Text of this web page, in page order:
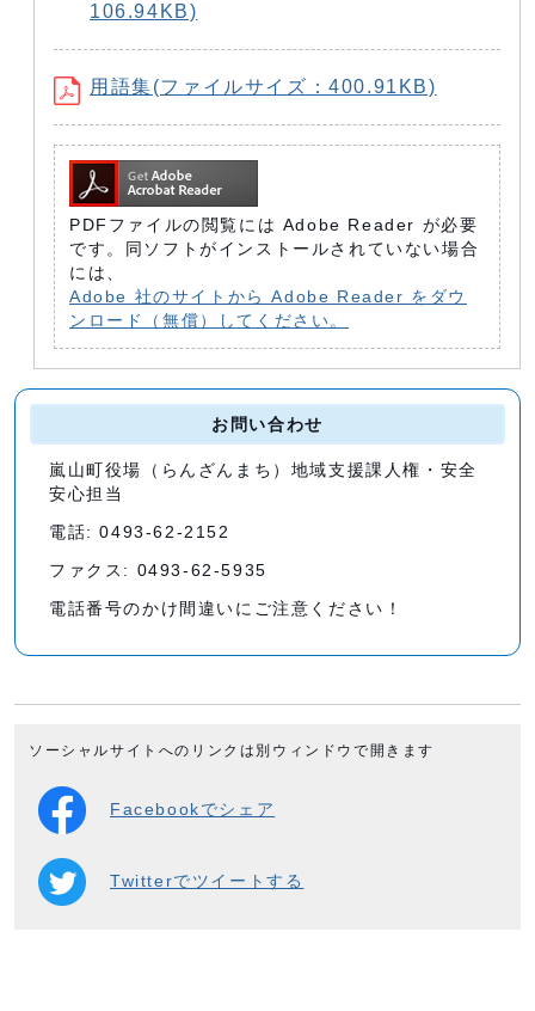
106.94KB)
用語集(ファイルサイズ：400.91KB)
PDFファイルの閲覧には Adobe Reader が必要
です。同ソフトがインストールされていない場合
には、
Adobe 社のサイトから Adobe Reader をダウ
ンロード（無償）してください。
お問い合わせ
嵐山町役場（らんざんまち）地域支援課人権・安全
安心担当
電話: 0493-62-2152
ファクス: 0493-62-5935
電話番号のかけ間違いにご注意ください！
ソーシャルサイトへのリンクは別ウィンドウで開きます
Facebookでシェア
Twitterでツイートする